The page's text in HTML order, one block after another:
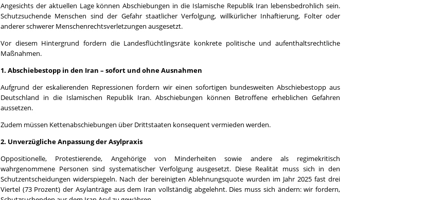
Angesichts der aktuellen Lage können Abschiebungen in die Islamische Republik Iran lebensbedrohlich sein.
Schutzsuchende Menschen sind der Gefahr staatlicher Verfolgung, willkürlicher Inhaftierung, Folter oder
anderer schwerer Menschenrechtsverletzungen ausgesetzt.
Vor diesem Hintergrund fordern die Landesflüchtlingsräte konkrete politische und aufenthaltsrechtliche
Maßnahmen.
1. Abschiebestopp in den Iran – sofort und ohne Ausnahmen
Aufgrund der eskalierenden Repressionen fordern wir einen sofortigen bundesweiten Abschiebestopp aus
Deutschland in die Islamischen Republik Iran. Abschiebungen können Betroffene erheblichen Gefahren
aussetzen.
Zudem müssen Kettenabschiebungen über Drittstaaten konsequent vermieden werden.
2. Unverzügliche Anpassung der Asylpraxis
Oppositionelle, Protestierende, Angehörige von Minderheiten sowie andere als regimekritisch
wahrgenommene Personen sind systematischer Verfolgung ausgesetzt. Diese Realität muss sich in den
Schutzentscheidungen widerspiegeln. Nach der bereinigten Ablehnungsquote wurden im Jahr 2025 fast drei
Viertel (73 Prozent) der Asylanträge aus dem Iran vollständig abgelehnt. Dies muss sich ändern: wir fordern,